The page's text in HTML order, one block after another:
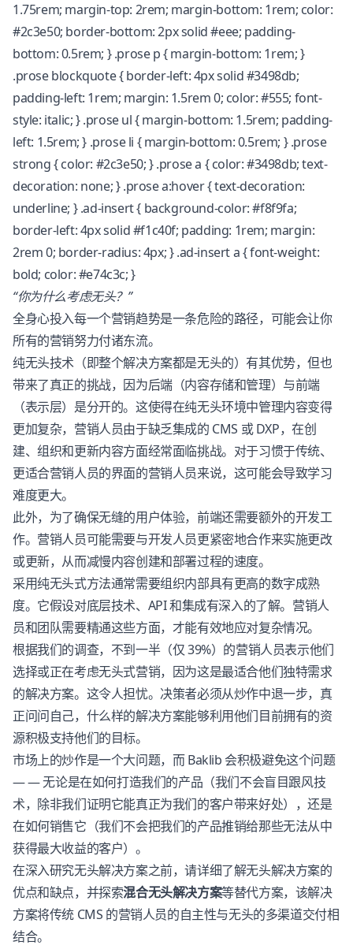
1.75rem; margin-top: 2rem; margin-bottom: 1rem; color:
#2c3e50; border-bottom: 2px solid #eee; padding-
bottom: 0.5rem; } .prose p { margin-bottom: 1rem; }
.prose blockquote { border-left: 4px solid #3498db;
padding-left: 1rem; margin: 1.5rem 0; color: #555; font-
style: italic; } .prose ul { margin-bottom: 1.5rem; padding-
left: 1.5rem; } .prose li { margin-bottom: 0.5rem; } .prose
strong { color: #2c3e50; } .prose a { color: #3498db; text-
decoration: none; } .prose a:hover { text-decoration:
underline; } .ad-insert { background-color: #f8f9fa;
border-left: 4px solid #f1c40f; padding: 1rem; margin:
2rem 0; border-radius: 4px; } .ad-insert a { font-weight:
bold; color: #e74c3c; }
“你为什么考虑无头？”
全身心投入每一个营销趋势是一条危险的路径，可能会让你
所有的营销努力付诸东流。
纯无头技术（即整个解决方案都是无头的）有其优势，但也
带来了真正的挑战，因为后端（内容存储和管理）与前端
（表示层）是分开的。这使得在纯无头环境中管理内容变得
更加复杂，营销人员由于缺乏集成的 CMS 或 DXP，在创
建、组织和更新内容方面经常面临挑战。对于习惯于传统、
更适合营销人员的界面的营销人员来说，这可能会导致学习
难度更大。
此外，为了确保无缝的用户体验，前端还需要额外的开发工
作。营销人员可能需要与开发人员更紧密地合作来实施更改
或更新，从而减慢内容创建和部署过程的速度。
采用纯无头式方法通常需要组织内部具有更高的数字成熟
度。它假设对底层技术、API 和集成有深入的了解。营销人
员和团队需要精通这些方面，才能有效地应对复杂情况。
根据我们的调查，不到一半（仅 39%）的营销人员表示他们
选择或正在考虑无头式营销，因为这是最适合他们独特需求
的解决方案。这令人担忧。决策者必须从炒作中退一步，真
正问问自己，什么样的解决方案能够利用他们目前拥有的资
源积极支持他们的目标。
市场上的炒作是一个大问题，而 Baklib 会积极避免这个问题
— — 无论是在如何打造我们的产品（我们不会盲目跟风技
术，除非我们证明它能真正为我们的客户带来好处），还是
在如何销售它（我们不会把我们的产品推销给那些无法从中
获得最大收益的客户）。
在深入研究无头解决方案之前，请详细了解无头解决方案的
优点和缺点，并探索混合无头解决方案等替代方案，该解决
方案将传统 CMS 的营销人员的自主性与无头的多渠道交付相
结合。